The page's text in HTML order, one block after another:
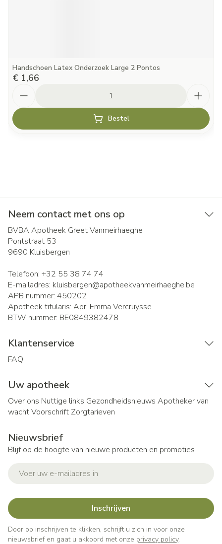
Handschoen Latex Onderzoek Large 2 Pontos
€ 1,66
Bestel
Neem contact met ons op
BVBA Apotheek Greet Vanmeirhaeghe
Pontstraat 53
9690 Kluisbergen
Telefoon: +32 55 38 74 74
E-mailadres: kluisbergen@apotheekvanmeirhaeghe.be
APB nummer: 450202
Apotheek titularis: Apr. Emma Vercruysse
BTW nummer: BE0849382478
Klantenservice
FAQ
Uw apotheek
Over ons Nuttige links Gezondheidsnieuws Apotheker van
wachtVoorschrift Zorgtarieven
Nieuwsbrief
Blijf op de hoogte van nieuwe producten en promoties
Inschrijven
Door op inschrijven te klikken, schrijft u zich in voor onze
nieuwsbrief en gaat u akkoord met onze privacy policy.